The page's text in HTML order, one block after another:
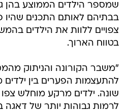
שמספר הילדים הממוצע בהן
בבתיהם לאותם התכנים שהיו
צפויים ללוות את הילדים
בטווח הארוך.
"משבר הקורונה והניתוק
להתעצמות הפערים בין ילדים
שונה. ילדים מרקע מוחלש
לרמות גבוהות יותר של דאגה